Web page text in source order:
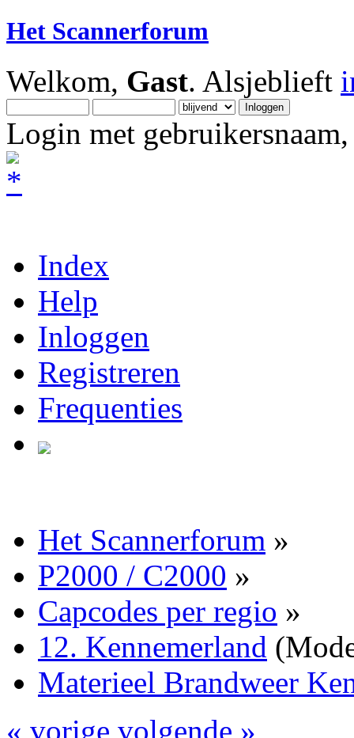
Het Scannerforum
Welkom, Gast. Alsjeblieft
Login met
Index
Help
Inloggen
Registreren
Frequenties
Het Scannerforum »
P2000 / C2000 »
Capcodes per regio »
12. Kennemerland
Materieel Brandweer
« vorige volgende »